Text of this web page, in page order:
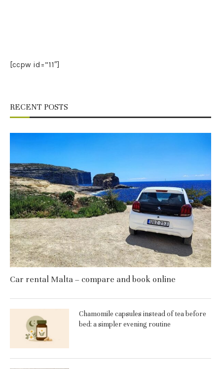
[ccpw id=”11″]
RECENT POSTS
Car rental Malta – compare and book online
Chamomile capsules instead of tea before
bed: a simpler evening routine